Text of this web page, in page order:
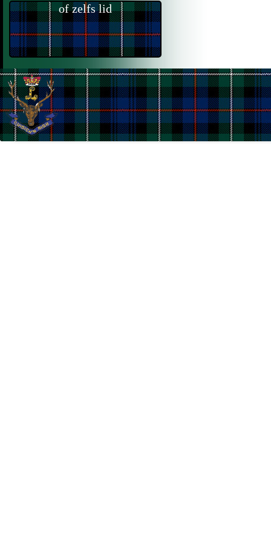
of zelfs lid